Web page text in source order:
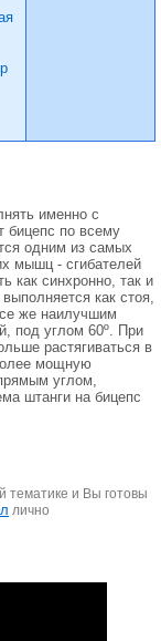
именно с
бицепс по всему
одним из самых
мышц - сгибателей
как синхронно, так и
как стоя,
же наилучшим
под углом 60º. При
растягиваться в
мощную
углом,
штанги на бицепс
тематике и Вы готовы
лично